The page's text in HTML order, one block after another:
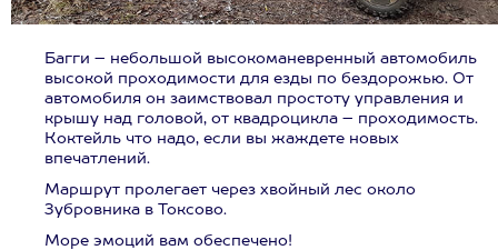
Багги – небольшой высокоманевренный автомобиль
высокой проходимости для езды по бездорожью. От
автомобиля он заимствовал простоту управления и
крышу над головой, от квадроцикла – проходимость.
Коктейль что надо, если вы жаждете новых
впечатлений.
Маршрут пролегает через хвойный лес около
Зубровника в Токсово.
Море эмоций вам обеспечено!